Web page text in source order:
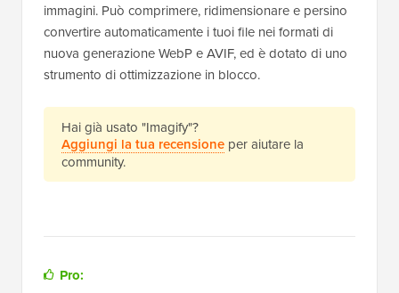
immagini. Può comprimere, ridimensionare e persino
convertire automaticamente i tuoi file nei formati di
nuova generazione WebP e AVIF, ed è dotato di uno
strumento di ottimizzazione in blocco.
Hai già usato "Imagify"?
Aggiungi la tua recensione per aiutare la
community.
Pro: